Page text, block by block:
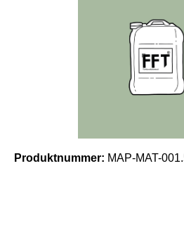
Produktnummer: MAP-MAT-